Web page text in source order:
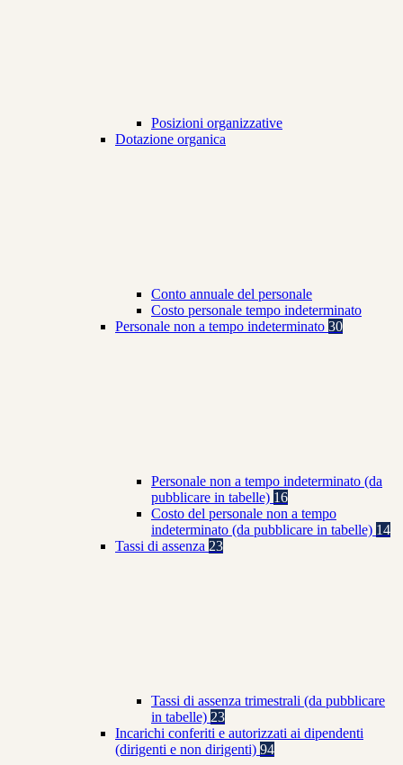
Posizioni organizzative
Dotazione organica
Conto annuale del personale
Costo personale tempo indeterminato
Personale non a tempo indeterminato 30
Personale non a tempo indeterminato (da
pubblicare in tabelle) 16
Costo del personale non a tempo
indeterminato (da pubblicare in tabelle) 14
Tassi di assenza 23
Tassi di assenza trimestrali (da pubblicare
in tabelle) 23
Incarichi conferiti e autorizzati ai dipendenti
(dirigenti e non dirigenti) 94